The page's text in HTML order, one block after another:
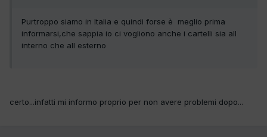
Purtroppo siamo in Italia e quindi forse è meglio prima
informarsi,che sappia io ci vogliono anche i cartelli sia all
interno che all esterno
certo...infatti mi informo proprio per non avere problemi dopo...